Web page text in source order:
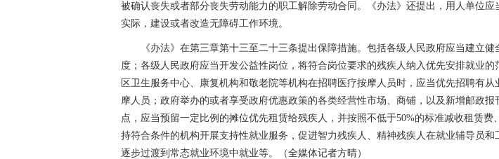
被确认丧失或者部分丧失劳动能力的职工解除劳动合同。《办法》还提出，用人单位应
实际，建设或者改造无障碍工作环境。
《办法》在第三章第十三至二十三条提出保障措施。包括各级人民政府应当建立健
度；各级人民政府应当开发公益性岗位，将符合岗位要求的残疾人纳入优先安排就业的
区卫生服务中心、康复机构和敬老院等机构在招聘医疗按摩人员时，应当优先招聘有从
摩人员；政府举办的或者享受政府优惠政策的各类经营性市场、商铺，以及新增邮政报
点，应当预留一定比例的摊位优先租赁给残疾人，并按照不低于50%的标准减收租赁费
持符合条件的机构开展支持性就业服务，促进智力残疾人、精神残疾人在就业辅导员和
逐步过渡到常态就业环境中就业等。（全媒体记者方晴）